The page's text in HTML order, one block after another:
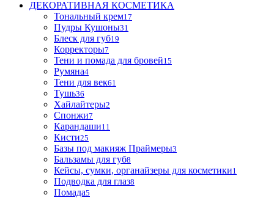
ДЕКОРАТИВНАЯ КОСМЕТИКА
Тональный крем17
Пудры Кушоны31
Блеск для губ19
Корректоры7
Тени и помада для бровей15
Румяна4
Тени для век61
Тушь36
Хайлайтеры2
Спонжи7
Карандаши11
Кисти25
Базы под макияж Праймеры3
Бальзамы для губ8
Кейсы, сумки, органайзеры для косметики1
Подводка для глаз8
Помада5